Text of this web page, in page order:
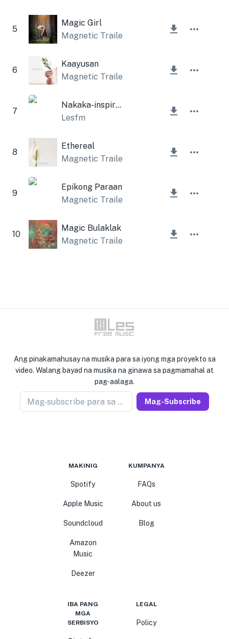
5
Magic Girl
Magnetic Trailer
6
Kaayusan
Magnetic Trailer
7
Nakaka-inspire na Cinematic
Lesfm
8
Ethereal
Magnetic Trailer
9
Epikong Paraan
Magnetic Trailer
10
Magic Bulaklak
Magnetic Trailer
Ang pinakamahusay na musika para sa iyong mga proyekto sa
video. Walang bayad na musika na ginawa sa pagmamahal at
pag-aalaga.
Mag-subscribe para sa newseller Mag-Subscribe
MAKINIG
Spotify
Apple Music
Soundcloud
Amazon
Music
Deezer
KUMPANYA
FAQs
About us
Blog
IBA PANG
MGA
SERBISYO
LEGAL
Policy